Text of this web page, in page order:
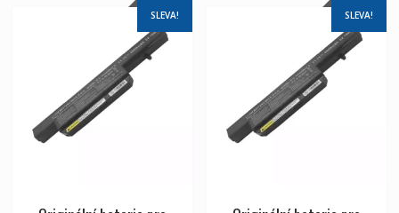
SLEVA! SLEVA!